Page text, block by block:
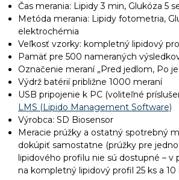
Čas merania: Lipidy 3 min, Glukóza 5
Metóda merania: Lipidy fotometria,
elektrochémia
Veľkosť vzorky: kompletný lipidový
Pamäť pre 500 nameraných
Označenie meraní „Pred jedlom, Po
Výdrž batérií približne 1000 meraní
USB pripojenie k PC (voliteľné
LMS (Lipido Management Software)
Výrobca: SD Biosensor
Meracie prúžky a ostatný spotrebný
dokúpiť samostatne (prúžky pre
lipidového profilu nie sú dostupné – v
na kompletný lipidový profil 25 ks a 10